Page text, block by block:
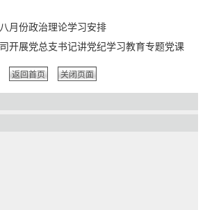
月份政治理论学习安排
开展党总支书记讲党纪学习教育专题党课
返回首页 关闭页面